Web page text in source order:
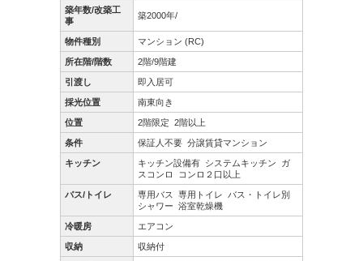
築年数/改築工
事
築2000年/
物件種別 マンション (RC)
所在階/階数 2階/9階建
引渡し 即入居可
採光位置 南東向き
位置 2階限定 2階以上
条件 保証人不要 分譲賃貸マンション
キッチン キッチン設備有 システムキッチン
ガ
スコンロ
コンロ２口以上
バス/トイレ 専用バス 専用トイレ
バス・トイレ別
シャワー 浴室乾燥機
冷暖房 エアコン
収納 収納付